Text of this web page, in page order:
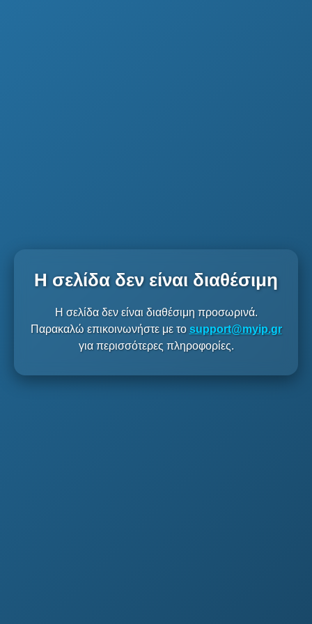
Η σελίδα δεν είναι διαθέσιμη
Η σελίδα δεν είναι διαθέσιμη προσωρινά.
Παρακαλώ επικοινωνήστε με το support@myip.gr
για περισσότερες πληροφορίες.